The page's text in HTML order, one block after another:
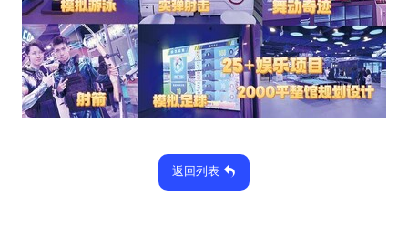
返回列表